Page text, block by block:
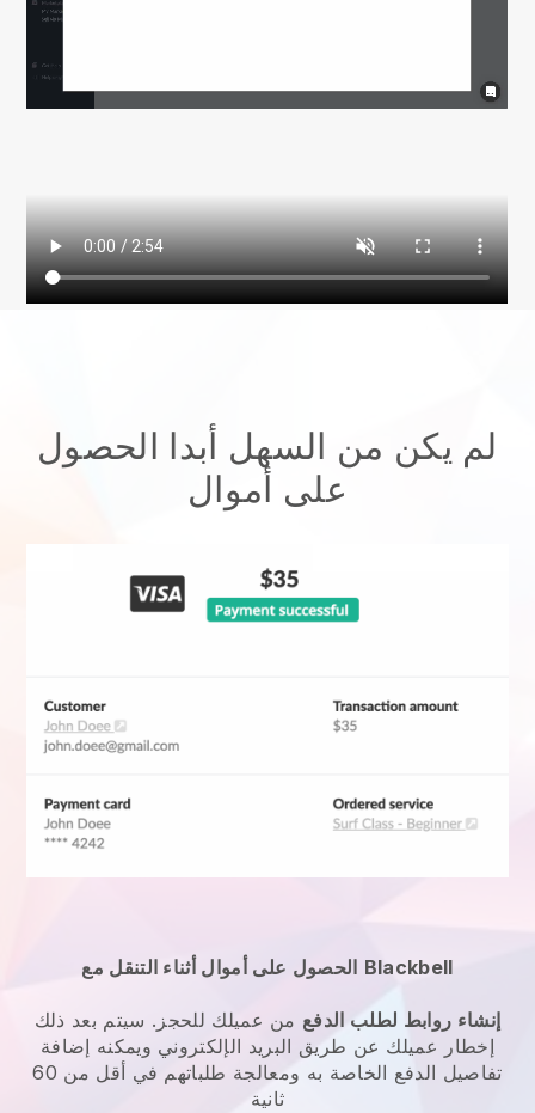
لم يكن من السهل أبدا الحصول
على أموال
الحصول على أموال أثناء التنقل مع Blackbell
إنشاء روابط لطلب الدفع من عميلك للحجز. سيتم بعد ذلك
إخطار عميلك عن طريق البريد الإلكتروني ويمكنه إضافة
تفاصيل الدفع الخاصة به ومعالجة طلباتهم في أقل من 60
ثانية